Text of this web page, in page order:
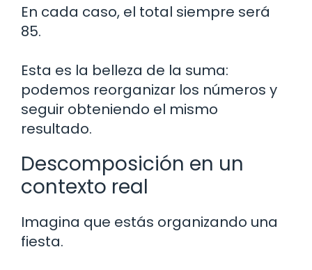
En cada caso, el total siempre será
85.
Esta es la belleza de la suma:
podemos reorganizar los números y
seguir obteniendo el mismo
resultado.
Descomposición en un
contexto real
Imagina que estás organizando una
fiesta.